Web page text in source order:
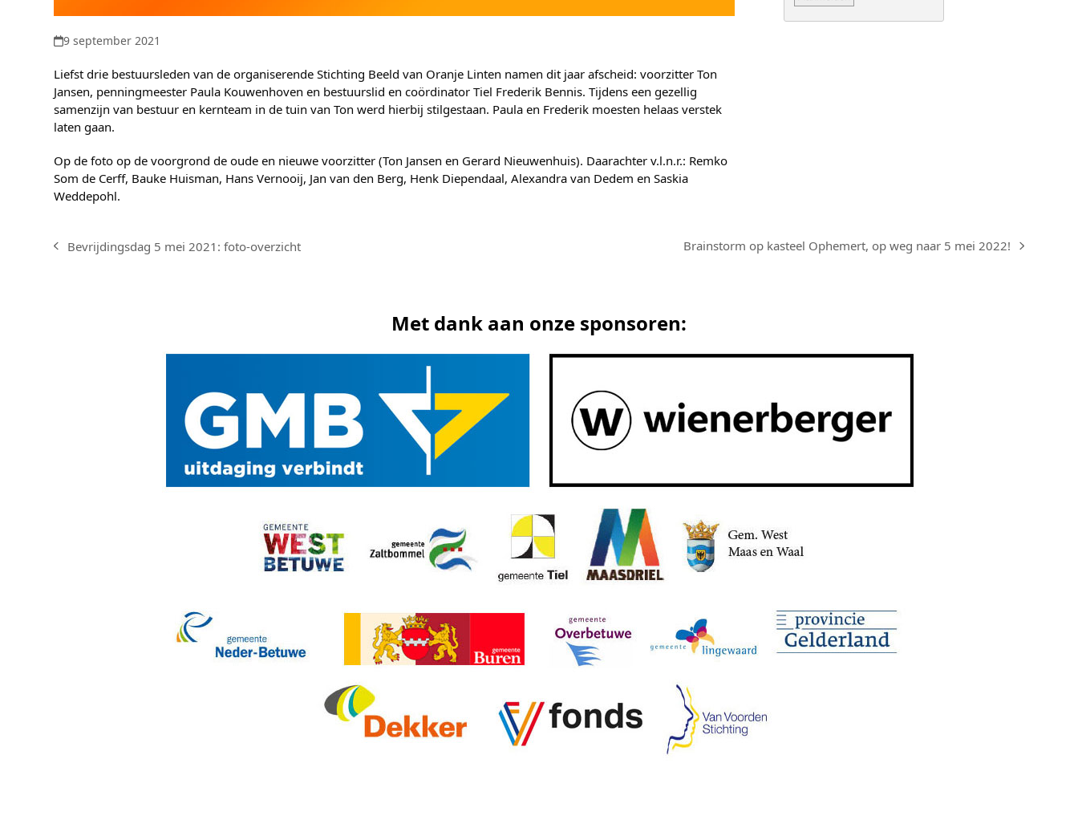
9 september 2021
Liefst drie bestuursleden van de organiserende Stichting Beeld van Oranje Linten namen dit jaar afscheid: voorzitter Ton
Jansen, penningmeester Paula Kouwenhoven en bestuurslid en coördinator Tiel Frederik Bennis. Tijdens een gezellig
samenzijn van bestuur en kernteam in de tuin van Ton werd hierbij stilgestaan. Paula en Frederik moesten helaas verstek
laten gaan.
Op de foto op de voorgrond de oude en nieuwe voorzitter (Ton Jansen en Gerard Nieuwenhuis). Daarachter v.l.n.r.: Remko
Som de Cerff, Bauke Huisman, Hans Vernooij, Jan van den Berg, Henk Diependaal, Alexandra van Dedem en Saskia
Weddepohl.
previous
Bevrijdingsdag 5 mei 2021: foto-overzicht
next
Brainstorm op kasteel Ophemert, op weg naar 5 mei 2022!
Met dank aan onze sponsoren: